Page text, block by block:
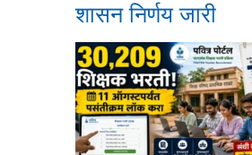
शासन निर्णय जारी